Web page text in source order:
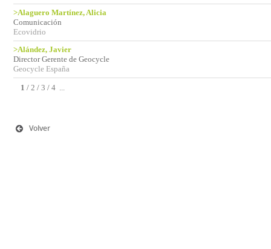
>Alaguero Martínez, Alicia
Comunicación
Ecovidrio
>Alández, Javier
Director Gerente de Geocycle
Geocycle España
1 / 2 / 3 / 4 ...
Volver